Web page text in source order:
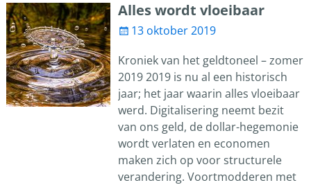
Alles wordt vloeibaar
13 oktober 2019
Kroniek van het geldtoneel – zomer
2019 2019 is nu al een historisch
jaar; het jaar waarin alles vloeibaar
werd. Digitalisering neemt bezit
van ons geld, de dollar-hegemonie
wordt verlaten en economen
maken zich op voor structurele
verandering. Voortmodderen met